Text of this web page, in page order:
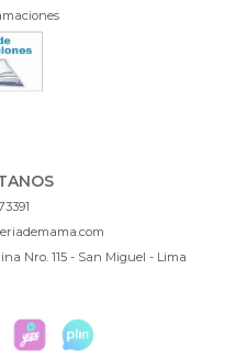
Nro. 115 - San Miguel - Lima